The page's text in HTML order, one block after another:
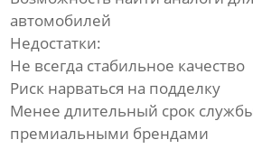
автомобилей
Недостатки:
Не всегда стабильное качество
Риск нарваться на подделку
Менее длительный срок
премиальными брендами